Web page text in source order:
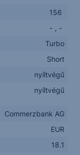
156
- , -
Turbo
Short
nyíltvégű
nyíltvégű
Commerzbank AG
EUR
18.1